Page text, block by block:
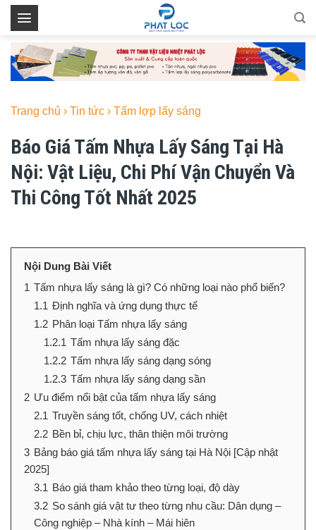
Skip
Trang chủ › Tin tức › Tấm lợp lấy sáng
Báo Giá Tấm Nhựa Lấy Sáng Tại Hà
Nội: Vật Liệu, Chi Phí Vận Chuyển Và
Thi Công Tốt Nhất 2025
Nội Dung Bài Viết
1 Tấm nhựa lấy sáng là gì? Có những loại nào phổ biến?
1.1 Định nghĩa và ứng dụng thực tế
1.2 Phân loại Tấm nhựa lấy sáng
1.2.1 Tấm nhựa lấy sáng đặc
1.2.2 Tấm nhựa lấy sáng dạng sóng
1.2.3 Tấm nhựa lấy sáng dạng sần
2 Ưu điểm nổi bật của tấm nhựa lấy sáng
2.1 Truyền sáng tốt, chống UV, cách nhiệt
2.2 Bền bỉ, chịu lực, thân thiện môi trường
3 Bảng báo giá tấm nhựa lấy sáng tại Hà Nội [Cập nhật
2025]
3.1 Báo giá tham khảo theo từng loại, độ dày
3.2 So sánh giá vật tư theo từng nhu cầu: Dân dụng –
Công nghiệp – Nhà kính – Mái hiên